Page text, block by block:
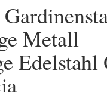
Metall